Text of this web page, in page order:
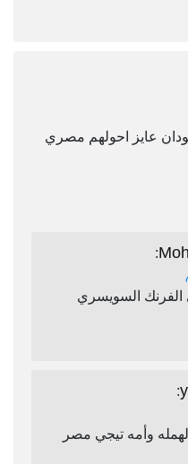
عايز احولهم مصري
:
السويسري
:
وأمه تيجي مصر